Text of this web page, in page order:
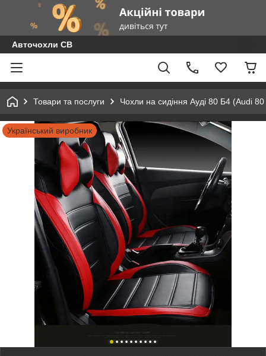
Авточохли СВ
Товари та послуги Чохли на сидіння Ауді 80 Б4 (Audi
Український виробник